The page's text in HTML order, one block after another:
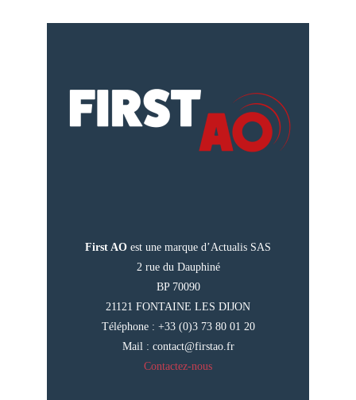
First AO est une marque d’Actualis SAS
2 rue du Dauphiné
BP 70090
21121 FONTAINE LES DIJON
Téléphone : +33 (0)3 73 80 01 20
Mail : contact@firstao.fr
Contactez-nous